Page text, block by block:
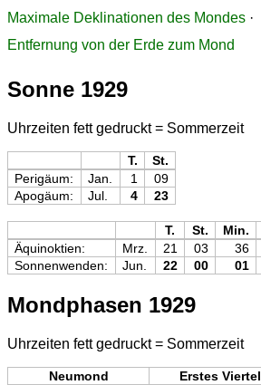
Maximale Deklinationen des Mondes ·
Entfernung von der Erde zum Mond
Sonne 1929
Uhrzeiten fett gedruckt = Sommerzeit
T.
St.
Perigäum:
Jan. 1
09
Apogäum:
Jul. 4 23
T. St. Min.
Äquinoktien:
Mrz. 21 03 36
Sonnenwenden:
Jun. 22 00 01
Mondphasen 1929
Uhrzeiten fett gedruckt = Sommerzeit
Neumond Erstes Viertel